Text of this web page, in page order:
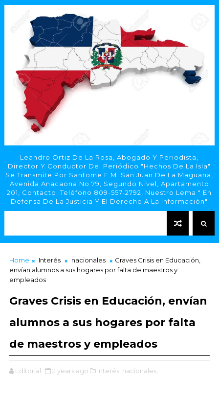
Leandro Ortiz De La Rosa, Abogado Y Periodista,
Director Y Conductor Del Periódico "Hechos De La Isla"
Se Transmite Por Santome F.M. San Juan De La Maguana,
Avenida Anacaona No.79, Segundo Nivel, Apartamento
201, Contacto: Teléfono 809-557-2792, Nuestro Lema " En
Defensa De La Justicia Y El Derecho A La Información"
Home Interés nacionales
Graves Crisis en Educación,
envían alumnos a sus hogares por falta de maestros y
empleados
Graves Crisis en Educación, envían
alumnos a sus hogares por falta
de maestros y empleados
Editorial 2 years ago Interés, nacionales,